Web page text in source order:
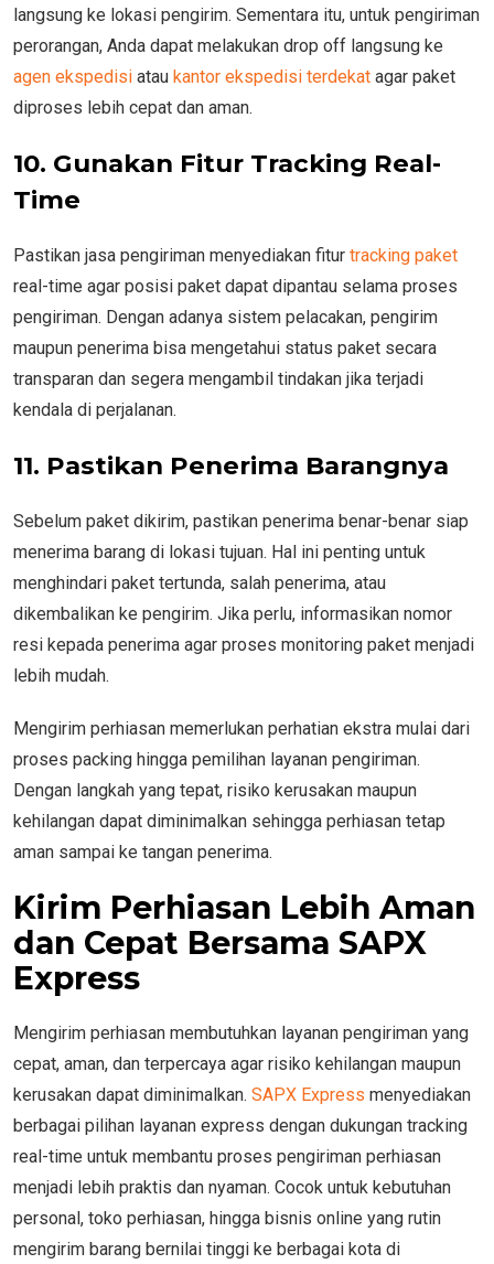
langsung ke lokasi pengirim. Sementara itu, untuk pengiriman
perorangan, Anda dapat melakukan drop off langsung ke
agen ekspedisi atau kantor ekspedisi terdekat agar paket
diproses lebih cepat dan aman.
10. Gunakan Fitur Tracking Real-
Time
Pastikan jasa pengiriman menyediakan fitur tracking paket
real-time agar posisi paket dapat dipantau selama proses
pengiriman. Dengan adanya sistem pelacakan, pengirim
maupun penerima bisa mengetahui status paket secara
transparan dan segera mengambil tindakan jika terjadi
kendala di perjalanan.
11. Pastikan Penerima Barangnya
Sebelum paket dikirim, pastikan penerima benar-benar siap
menerima barang di lokasi tujuan. Hal ini penting untuk
menghindari paket tertunda, salah penerima, atau
dikembalikan ke pengirim. Jika perlu, informasikan nomor
resi kepada penerima agar proses monitoring paket menjadi
lebih mudah.
Mengirim perhiasan memerlukan perhatian ekstra mulai dari
proses packing hingga pemilihan layanan pengiriman.
Dengan langkah yang tepat, risiko kerusakan maupun
kehilangan dapat diminimalkan sehingga perhiasan tetap
aman sampai ke tangan penerima.
Kirim Perhiasan Lebih Aman
dan Cepat Bersama SAPX
Express
Mengirim perhiasan membutuhkan layanan pengiriman yang
cepat, aman, dan terpercaya agar risiko kehilangan maupun
kerusakan dapat diminimalkan. SAPX Express menyediakan
berbagai pilihan layanan express dengan dukungan tracking
real-time untuk membantu proses pengiriman perhiasan
menjadi lebih praktis dan nyaman. Cocok untuk kebutuhan
personal, toko perhiasan, hingga bisnis online yang rutin
mengirim barang bernilai tinggi ke berbagai kota di